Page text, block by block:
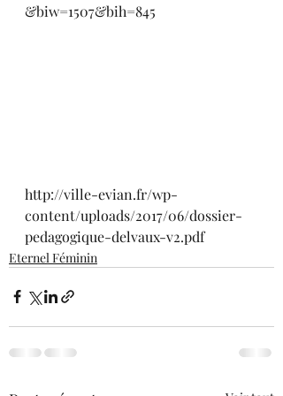
&biw=1507&bih=845
http://ville-evian.fr/wp-
content/uploads/2017/06/dossier-
pedagogique-delvaux-v2.pdf
Eternel Féminin